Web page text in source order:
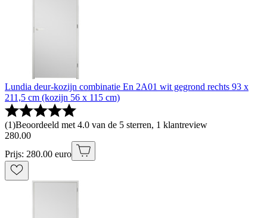
Lundia deur-kozijn combinatie En 2A01 wit gegrond rechts 93 x
211,5 cm (kozijn 56 x 115 cm)
(1)Beoordeeld met 4.0 van de 5 sterren, 1 klantreview
280.00
Prijs: 280.00 euro